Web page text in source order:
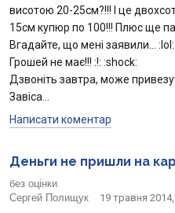
висотою 20-25см?!!! І це
15см купюр по 100!!! Плюс ще
Вгадайте, що мені заявили… :lol:
Грошей не має!!! :!: :shock:
Дзвоніть завтра, може
Завіса…
Написати коментар
Деньги не пришли на
без оцінки
Сергей Полищук
19 травня 2014,